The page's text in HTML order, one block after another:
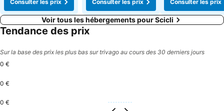
Consulter les prix Consulter les prix Consulter les prix
Voir tous les hébergements pour Scicli
Tendance des prix
Sur la base des prix les plus bas sur trivago au cours des 30 derniers jours
0 €
0 €
0 €